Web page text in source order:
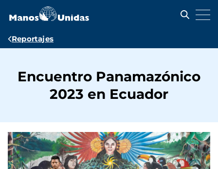
contenido
Ruta
Reportajes
Encuentro Panamazónico
2023 en Ecuador